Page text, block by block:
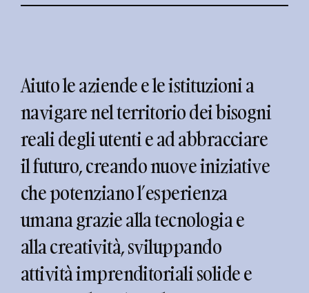
Aiuto le aziende e le istituzioni a
navigare nel territorio dei bisogni
reali degli utenti e ad abbracciare
il futuro, creando nuove iniziative
che potenziano l’esperienza
umana grazie alla tecnologia e
alla creatività, sviluppando
attività imprenditoriali solide e